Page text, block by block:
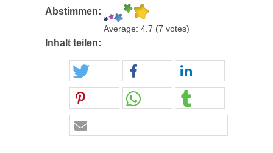
Abstimmen:
Average: 4.7 (7 votes)
Inhalt teilen: